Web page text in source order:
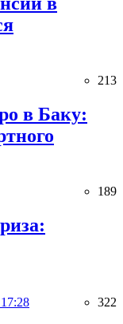
213
в Баку:
189
322